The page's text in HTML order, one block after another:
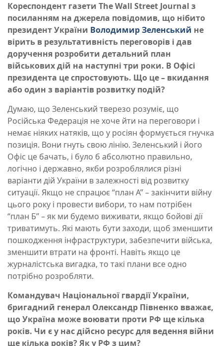
Кореспондент газети The Wall Street Journal з
посиланням на джерела повідомив, що нібито
президент України Володимир Зеленський не
вірить в результативність переговорів і дав
доручення розробити детальний план
військових дій на наступні три роки. В Офісі
президента це спростовують. Що це – вкидання
або один з варіантів розвитку подій?
Думаю, що Зеленський тверезо розуміє, що
Російська Федерація не хоче йти на переговори і
немає ніяких натяків, що у росіян формується гнучка
позиція. Вони гнуть свою лінію. Зеленський і його
Офіс це бачать, і було б абсолютно правильно,
логічно і державно, якби розроблялися різні
варіанти дій України в залежності від розвитку
ситуації. Якщо не спрацює “план А” – закінчити війну
цього року і провести вибори, то нам потрібен
“план Б” – як ми будемо виживати, якщо бойові дії
триватимуть. Які мають бути заходи, щоб зменшити
пошкодження інфраструктури, забезпечити війська,
зменшити втрати на фронті. Навіть якщо це
журналістська вигадка, то такі плани все одно
потрібно розробляти.
Командувач Національної гвардії України,
бригадний генерал Олександр Півненко вважає,
що Україна може воювати проти РФ ще кілька
років. Чи є у нас дійсно ресурс для ведення війни
ще кілька років? Як у РФ з цим?